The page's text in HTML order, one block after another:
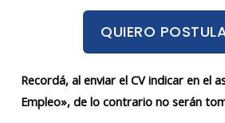
QUIERO
Recordá, al enviar el CV indicar en el
Empleo», de lo contrario no serán